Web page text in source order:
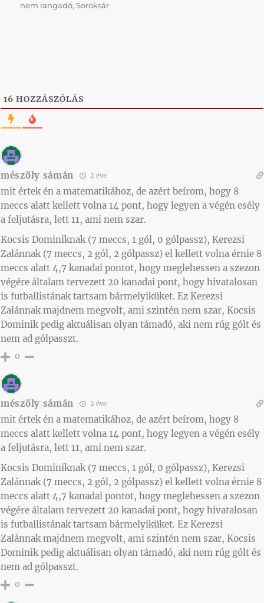
nem rangadó,Soroksár
16 HOZZÁSZÓLÁS
mészöly sámán 2 éve
mit értek én a matematikához, de azért beírom, hogy 8
meccs alatt kellett volna 14 pont, hogy legyen a végén esély
a feljutásra, lett 11, ami nem szar.
Kocsis Dominiknak (7 meccs, 1 gól, 0 gólpassz), Kerezsi
Zalánnak (7 meccs, 2 gól, 2 gólpassz) el kellett volna érnie 8
meccs alatt 4,7 kanadai pontot, hogy meglehessen a szezon
végére általam tervezett 20 kanadai pont, hogy hivatalosan
is futballistának tartsam bármelyiküket. Ez Kerezsi
Zalánnak majdnem megvolt, ami szintén nem szar, Kocsis
Dominik pedig aktuálisan olyan támadó, aki nem rúg gólt és
nem ad gólpasszt.
0
mészöly sámán 2 éve
mit értek én a matematikához, de azért beírom, hogy 8
meccs alatt kellett volna 14 pont, hogy legyen a végén esély
a feljutásra, lett 11, ami nem szar.
Kocsis Dominiknak (7 meccs, 1 gól, 0 gólpassz), Kerezsi
Zalánnak (7 meccs, 2 gól, 2 gólpassz) el kellett volna érnie 8
meccs alatt 4,7 kanadai pontot, hogy meglehessen a szezon
végére általam tervezett 20 kanadai pont, hogy hivatalosan
is futballistának tartsam bármelyiküket. Ez Kerezsi
Zalánnak majdnem megvolt, ami szintén nem szar, Kocsis
Dominik pedig aktuálisan olyan támadó, aki nem rúg gólt és
nem ad gólpasszt.
0